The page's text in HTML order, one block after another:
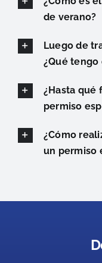
de verano?
Luego de
¿Qué tengo
¿Hasta qué
permiso
¿Cómo
un permiso